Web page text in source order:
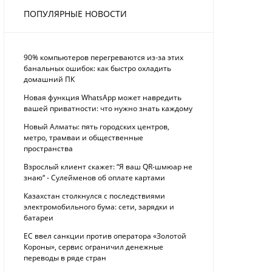
ПОПУЛЯРНЫЕ НОВОСТИ
90% компьютеров перегреваются из-за этих
банальных ошибок: как быстро охладить
домашний ПК
Новая функция WhatsApp может навредить
вашей приватности: что нужно знать каждому
Новый Алматы: пять городских центров,
метро, трамваи и общественные
пространства
Взрослый клиент скажет: “Я ваш QR-шмюар не
знаю“ - Сулейменов об оплате картами
Казахстан столкнулся с последствиями
электромобильного бума: сети, зарядки и
батареи
ЕС ввел санкции против оператора «Золотой
Короны», сервис ограничил денежные
переводы в ряде стран